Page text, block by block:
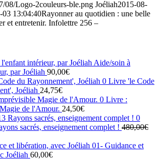
08/Logo-2couleurs-ble.png Joéliah2015-08-
03 13:04:40Rayonner au quotidien : une belle
et entretenir. Infolettre 256 –
Aide/soin à
par Joéliah 90,00€
0 Livre 'le Code
Joéliah 24,75€
0 Livre :
de l'Amour. 24,50€
0
sacrés, enseignement complet ! 480,00€
01- Guidance et
Joéliah 60,00€